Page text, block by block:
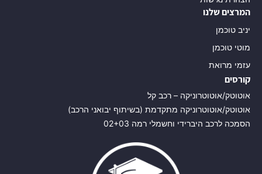
המרצים שלנו
יניב טוכמן
מוטי טוכמן
עזמי מרואת
קורסים
אוטוטק/אוטוטרוניקה – רכב קל
אוטוטק/אוטוטרוניקה מתקדמת (בשיתוף יבואני הרכב)
הסמכה לרכב היברידי וחשמלי רמה 02+03